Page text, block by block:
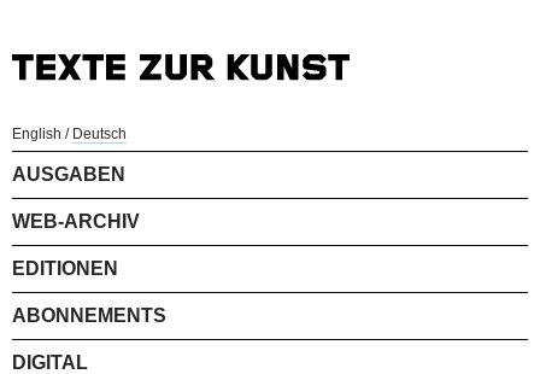
English / Deutsch
AUSGABEN
WEB-ARCHIV
EDITIONEN
ABONNEMENTS
DIGITAL